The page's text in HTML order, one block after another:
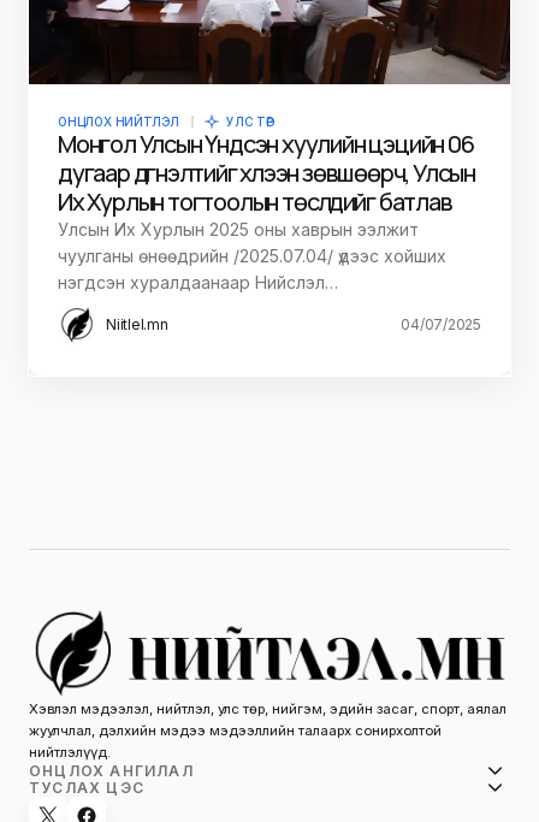
ОНЦЛОХ НИЙТЛЭЛ УЛС ТӨР
Монгол Улсын Үндсэн хуулийн цэцийн 06
дугаар дүгнэлтийг хүлээн зөвшөөрч, Улсын
Их Хурлын тогтоолын төслүүдийг батлав
Улсын Их Хурлын 2025 оны хаврын ээлжит
чуулганы өнөөдрийн /2025.07.04/ үдээс хойших
нэгдсэн хуралдаанаар Нийслэл…
Niitlel.mn 04/07/2025
Хэвлэл мэдээлэл, нийтлэл, улс төр, нийгэм, эдийн засаг, спорт, аялал
жуулчлал, дэлхийн мэдээ мэдээллийн талаарх сонирхолтой
нийтлэлүүд.
ОНЦЛОХ АНГИЛАЛ
ТУСЛАХ ЦЭС